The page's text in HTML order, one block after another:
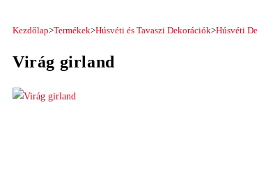
Kezdőlap>Termékek>Húsvéti és Tavaszi Dekorációk>Húsvéti
Virág girland